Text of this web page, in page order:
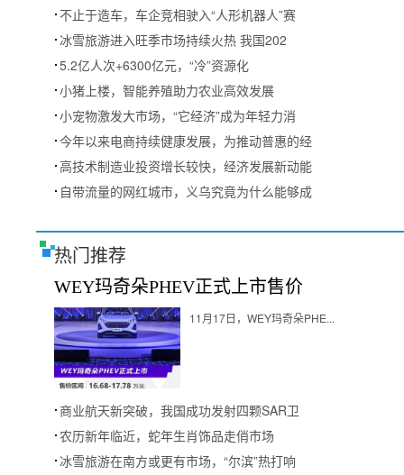
不止于造车，车企竞相驶入“人形机器人”赛
冰雪旅游进入旺季市场持续火热 我国202
5.2亿人次+6300亿元，“冷”资源化
小猪上楼，智能养殖助力农业高效发展
小宠物激发大市场，“它经济”成为年轻力消
今年以来电商持续健康发展，为推动普惠的经
高技术制造业投资增长较快，经济发展新动能
自带流量的网红城市，义乌究竟为什么能够成
热门推荐
WEY玛奇朵PHEV正式上市售价
11月17日，WEY玛奇朵PHE...
商业航天新突破，我国成功发射四颗SAR卫
农历新年临近，蛇年生肖饰品走俏市场
冰雪旅游在南方或更有市场，“尔滨”热打响